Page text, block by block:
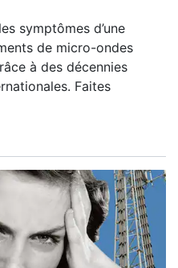
symptômes d’une
de micro-ondes
à des décennies
Faites